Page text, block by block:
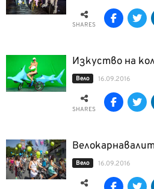
SHARES
Изкуство на
Вело 16.09.2016
SHARES
Вело 16.09.2016